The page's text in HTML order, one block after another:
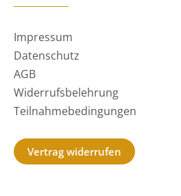
Impressum
Datenschutz
AGB
Widerrufsbelehrung
Teilnahmebedingungen
Vertrag widerrufen